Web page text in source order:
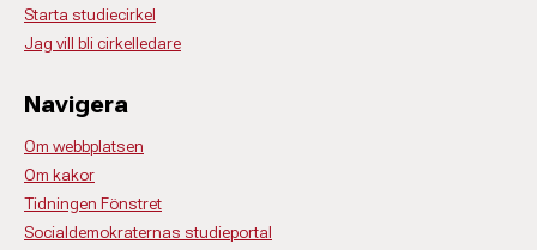
Starta studiecirkel
Jag vill bli cirkelledare
Navigera
Om webbplatsen
Om kakor
Tidningen Fönstret
Socialdemokraternas studieportal